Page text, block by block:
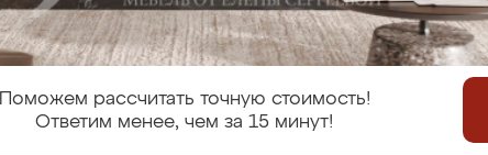
Поможем рассчитать точную стоимость!
Ответим менее, чем за 15 минут!